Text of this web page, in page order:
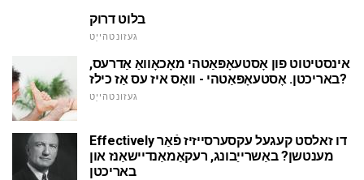
בלוט דרוק
געזונטהייַט
אינסטיטוט פון אָסטעאָפּאַטהי מאָכאָוואַ אַדרעס,
באריכטן. אָסטעאָפּאַטהי - וואָס איז עס אַז כילז?
געזונטהייַט
Effectively דו זאלסט קעגעל עקסערסייזיז פֿאַר
מענטשן? באַשרייַבונג, רעקאַמאַנדיישאַנז און
באריכטן